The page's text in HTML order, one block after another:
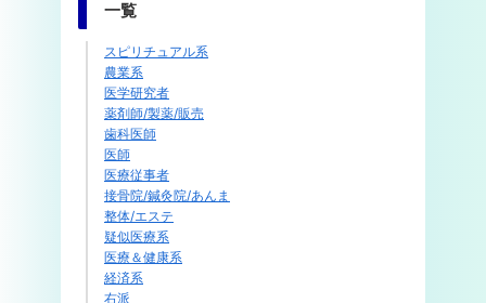
一覧
スピリチュアル系
農業系
医学研究者
薬剤師/製薬/販売
歯科医師
医師
医療従事者
接骨院/鍼灸院/あんま
整体/エステ
疑似医療系
医療＆健康系
経済系
右派